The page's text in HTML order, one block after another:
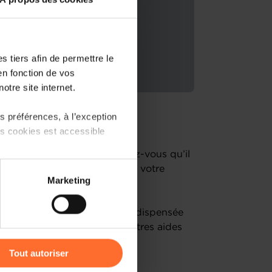
tiers afin de permettre le
fonction de vos
site internet.
préférences, à l’exception
cookies est accessible
sur les réseaux
être affectées en
Marketing
Tout autoriser
d’entreprise !
entrepreneur établi, savez-vous qu’il
votre disposition pour lancer votre
?
l’aide à l’investissement dispensée
donner un aperçu d’autres aides
organismes de contact